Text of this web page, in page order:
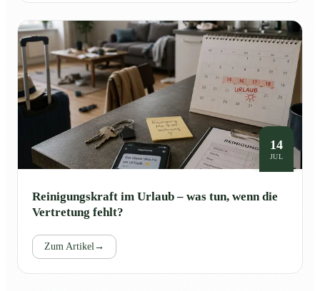
14
JUL
Reinigungskraft im Urlaub – was tun, wenn die
Vertretung fehlt?
Zum Artikel→